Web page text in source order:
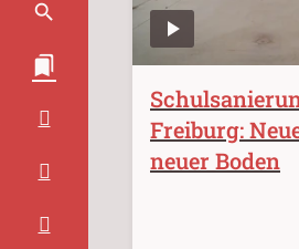
Freiburg:
neuer Boden